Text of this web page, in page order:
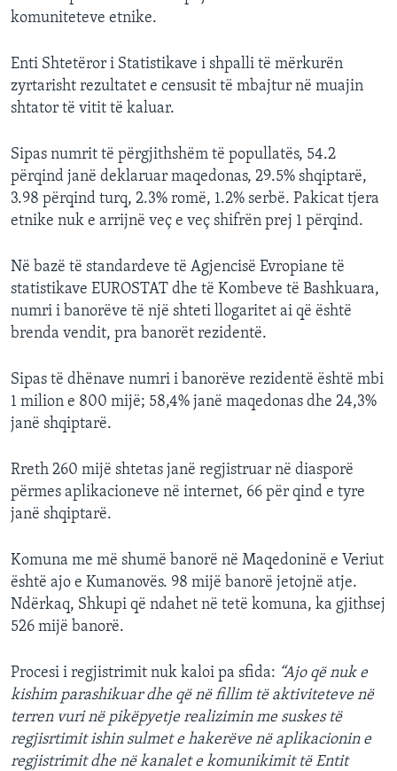
komuniteteve etnike.
Enti Shtetëror i Statistikave i shpalli të mërkurën
zyrtarisht rezultatet e censusit të mbajtur në muajin
shtator të vitit të kaluar.
Sipas numrit të përgjithshëm të popullatës, 54.2
përqind janë deklaruar maqedonas, 29.5% shqiptarë,
3.98 përqind turq, 2.3% romë, 1.2% serbë. Pakicat tjera
etnike nuk e arrijnë veç e veç shifrën prej 1 përqind.
Në bazë të standardeve të Agjencisë Evropiane të
statistikave EUROSTAT dhe të Kombeve të Bashkuara,
numri i banorëve të një shteti llogaritet ai që është
brenda vendit, pra banorët rezidentë.
Sipas të dhënave numri i banorëve rezidentë është mbi
1 milion e 800 mijë; 58,4% janë maqedonas dhe 24,3%
janë shqiptarë.
Rreth 260 mijë shtetas janë regjistruar në diasporë
përmes aplikacioneve në internet, 66 për qind e tyre
janë shqiptarë.
Komuna me më shumë banorë në Maqedoninë e Veriut
është ajo e Kumanovës. 98 mijë banorë jetojnë atje.
Ndërkaq, Shkupi që ndahet në tetë komuna, ka gjithsej
526 mijë banorë.
Procesi i regjistrimit nuk kaloi pa sfida: “Ajo që nuk e
kishim parashikuar dhe që në fillim të aktiviteteve në
terren vuri në pikëpyetje realizimin me suskes të
regjisrtimit ishin sulmet e hakerëve në aplikacionin e
regjistrimit dhe në kanalet e komunikimit të Entit